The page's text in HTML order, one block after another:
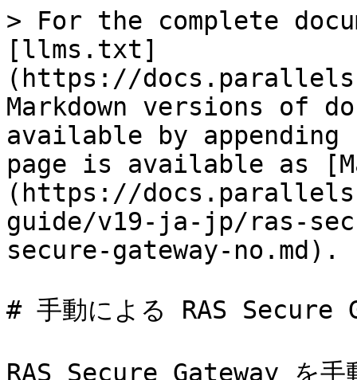
> For the complete
[llms.txt]
(https://
Markdown versions of
available by
page is available as
(https://
guide/v19-ja-jp/ras-
secure-gateway-no.md).
# 手動による RAS Secure
RAS Secure Gateway を手